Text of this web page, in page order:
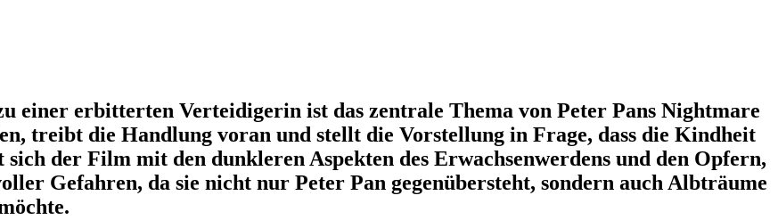
einer erbitterten Verteidigerin ist das zentrale Thema von Peter Pans Nightmare
treibt die Handlung voran und stellt die Vorstellung in Frage, dass die Kindheit
der Film mit den dunkleren Aspekten des Erwachsenwerdens und den Opfern,
Gefahren, da sie nicht nur Peter Pan gegenübersteht, sondern auch Albträume